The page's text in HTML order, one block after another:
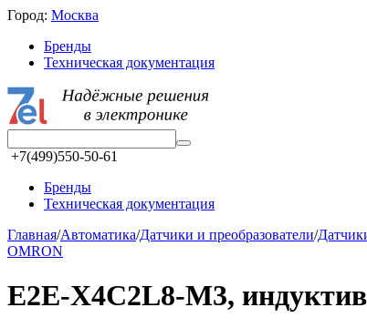
Город: Москва
Бренды
Техническая документация
+7(499)550-50-61
Бренды
Техническая документация
Главная/Автоматика/Датчики и преобразователи/
OMRON
E2E-X4C2L8-M3,